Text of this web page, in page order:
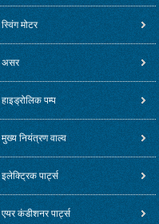
मोटर
असर
पम्प
नियंत्रण वाल्व
पार्ट्स
कंडीशनर पार्ट्स